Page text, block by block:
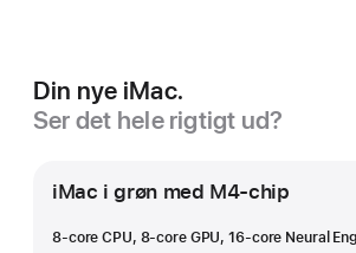
Din nye iMac.
Ser det hele rigtigt ud?
iMac i grøn med M4-chip
8-core CPU, 8-core GPU, 16-core Neural